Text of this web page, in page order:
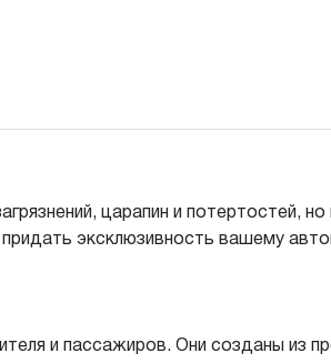
царапин и потертостей,
эксклюзивность вашему
и пассажиров. Они созданы из